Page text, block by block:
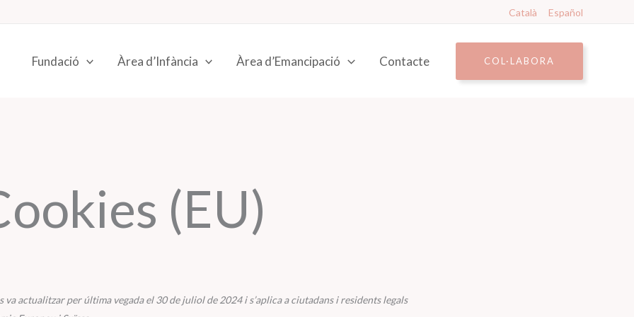
Català Español
Fundació Àrea d’Infància Àrea d’Emancipació Contacte COL·LABORA
(EU)
va actualitzar per última vegada el 30 de juliol de 2024 i s’aplica a ciutadans i residents legals